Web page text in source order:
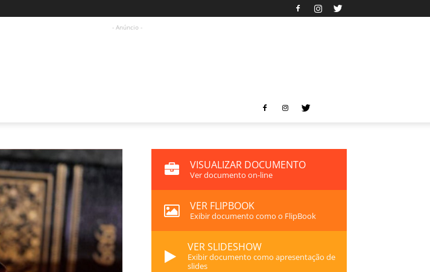
- Anúncio -
VISUALIZAR DOCUMENTO
Ver documento on-line
VER FLIPBOOK
Exibir documento como o FlipBook
VER SLIDESHOW
Exibir documento como apresentação de
slides